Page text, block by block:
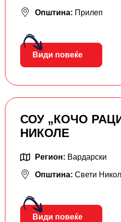
Општина: Прилеп
Види повеќе
СОУ „КОЧО
НИКОЛЕ
Регион: Вардарски
Општина: Свети
Види повеќе